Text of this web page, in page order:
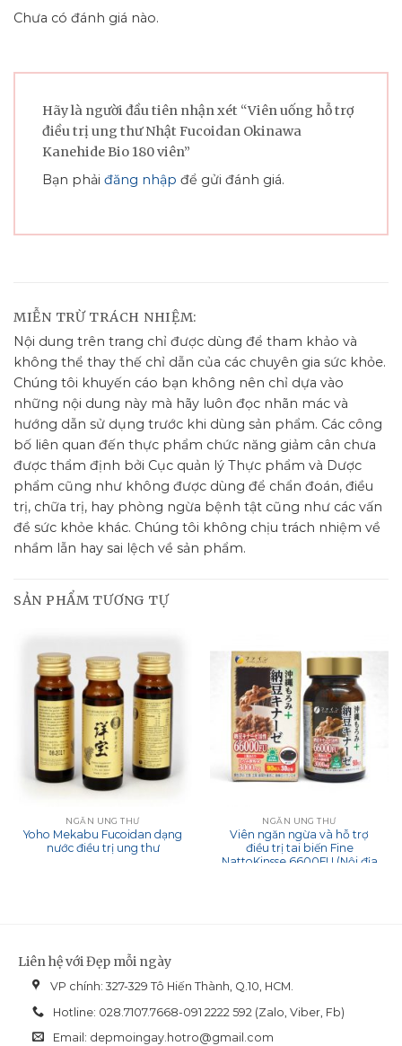
Chưa có đánh giá nào.
Hãy là người đầu tiên nhận xét “Viên uống hỗ trợ
điều trị ung thư Nhật Fucoidan Okinawa
Kanehide Bio 180 viên”
Bạn phải đăng nhập để gửi đánh giá.
MIỄN TRỪ TRÁCH NHIỆM:
Nội dung trên trang chỉ được dùng để tham khảo và
không thể thay thế chỉ dẫn của các chuyên gia sức khỏe.
Chúng tôi khuyến cáo bạn không nên chỉ dựa vào
những nội dung này mà hãy luôn đọc nhãn mác và
hướng dẫn sử dụng trước khi dùng sản phẩm. Các công
bố liên quan đến thực phẩm chức năng giảm cân chưa
được thẩm định bởi Cục quản lý Thực phẩm và Dược
phẩm cũng như không được dùng để chẩn đoán, điều
trị, chữa trị, hay phòng ngừa bệnh tật cũng như các vấn
đề sức khỏe khác. Chúng tôi không chịu trách nhiệm về
nhầm lẫn hay sai lệch về sản phẩm.
SẢN PHẨM TƯƠNG TỰ
NGĂN UNG THƯ
Yoho Mekabu Fucoidan dạng
nước điều trị ung thư
NGĂN UNG THƯ
Viên ngăn ngừa và hỗ trợ
điều trị tai biến Fine
NattoKinsse 6600FU (Nội địa
Liên hệ với Đẹp mỗi ngày
VP chính: 327-329 Tô Hiến Thành, Q.10, HCM.
Hotline: 028.7107.7668-091 2222 592 (Zalo, Viber, Fb)
Email: depmoingay.hotro@gmail.com